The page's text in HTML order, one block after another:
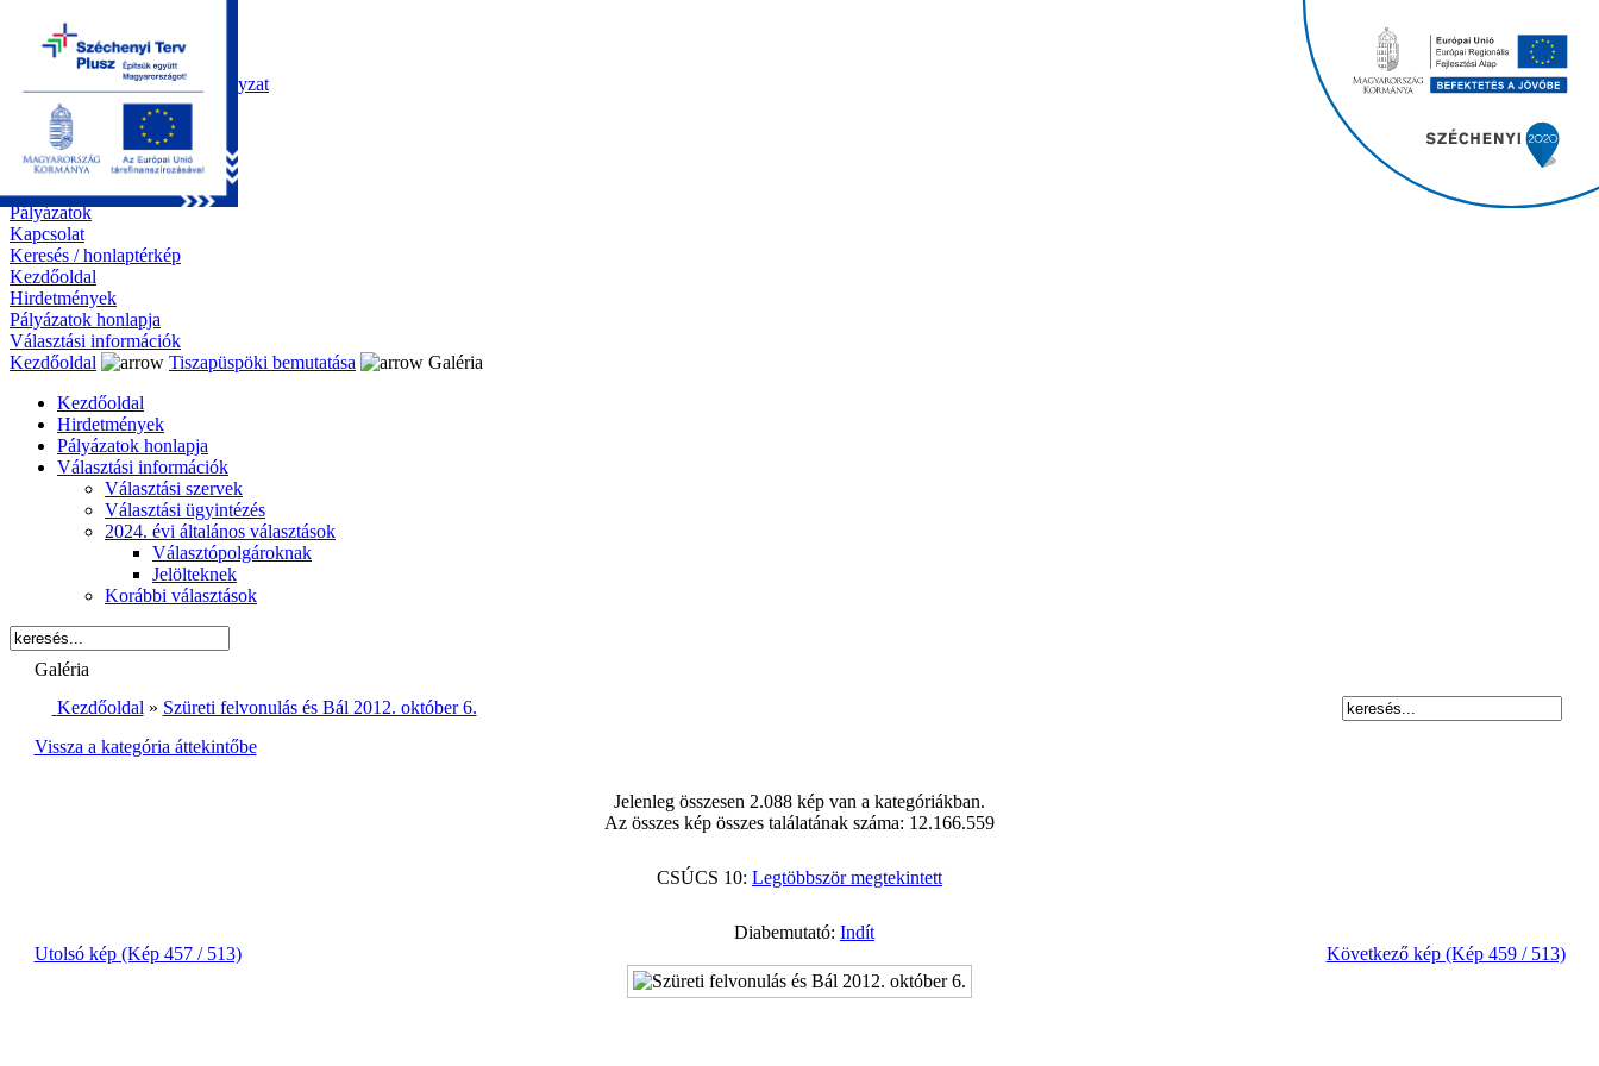
Kezdőoldal
Önkormányzat
Polgármesteri Hivatal
Roma Nemzetiségi Önkormányzat
Elektronikus ügyintézés
Közérdekű információk
Tiszapüspöki bemutatása
Galéria
Díjazottaink
Pályázatok
Kapcsolat
Keresés / honlaptérkép
Kezdőoldal
Hirdetmények
Pályázatok honlapja
Választási információk
Kezdőoldal
Tiszapüspöki bemutatása
Galéria
Kezdőoldal
Hirdetmények
Pályázatok honlapja
Választási információk
Választási szervek
Választási ügyintézés
2024. évi általános választások
Választópolgároknak
Jelölteknek
Korábbi választások
Galéria
Kezdőoldal » Szüreti felvonulás és Bál 2012. október 6.
Vissza a kategória áttekintőbe
Jelenleg összesen 2.088 kép van a kategóriákban.
Az összes kép összes találatának száma: 12.166.559
CSÚCS 10: Legtöbbször megtekintett
Diabemutató: Indít
Utolsó kép (Kép 457 / 513)
Következő kép (Kép 459 / 513)